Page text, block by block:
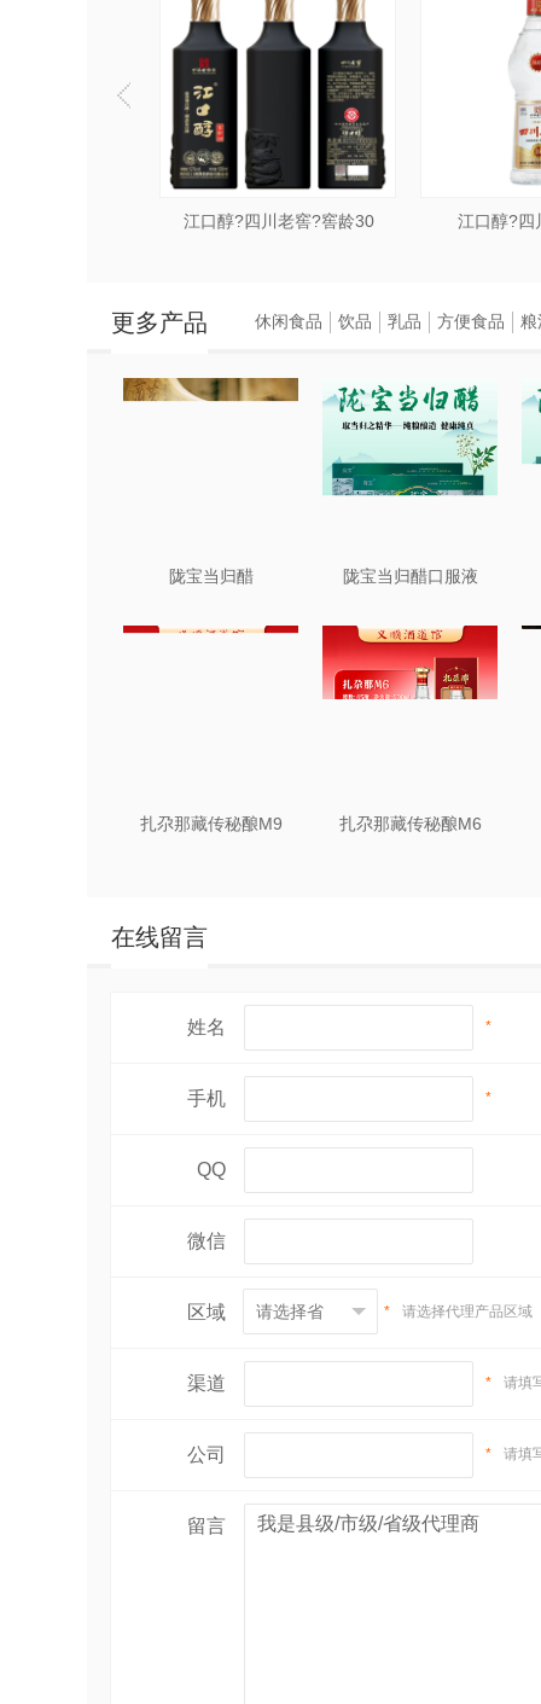
江口醇?四川老窖?窖龄30 江口醇?四
更多产品
陇宝当归醋 陇宝当归醋口服液
扎尕那藏传秘酿M9 扎尕那藏传秘酿M6
休闲食品 饮品 乳品 方便食品 粮
在线留言
姓名 *
手机 *
QQ
微信
区域 * 请选择代理产品区域
渠道 * 请填
公司 * 请填
留言